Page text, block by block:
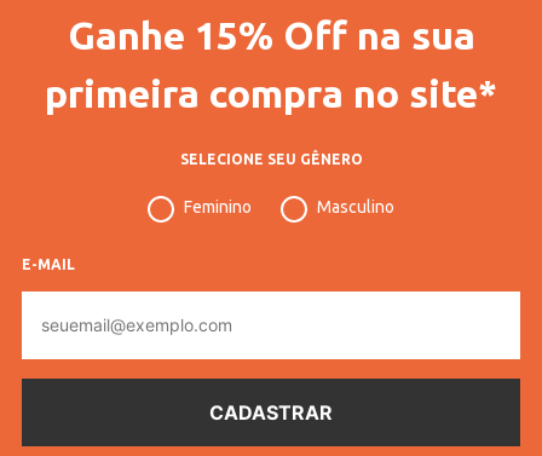
Ganhe 15% Off na sua
primeira compra no site*
SELECIONE SEU GÊNERO
Feminino Masculino
E-MAIL
mail